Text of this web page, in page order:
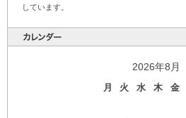
しています。
2026年8月
月 火 水 木 金